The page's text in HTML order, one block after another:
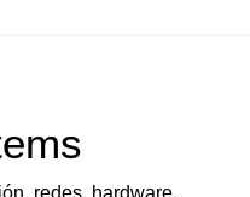
redes, hardware,